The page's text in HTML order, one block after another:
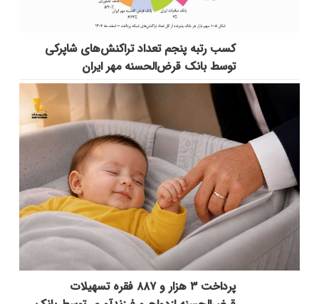
کسب رتبه پنجم تعداد تراکنش‌های شاپرکی
توسط بانک قرض‌الحسنه مهر ایران
پرداخت ۳ هزار و ۸۸۷ فقره تسهیلات